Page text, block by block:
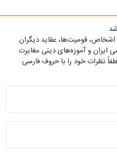
اشخاص، قومیت‌ها، عقاید دیگران
ایران و آموزه‌های دینی مغایرت
نظرات خود را با حروف فارسی